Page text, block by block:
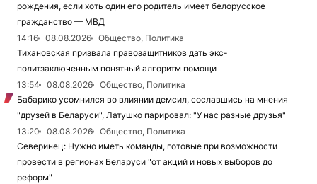
рождения, если хоть один его родитель имеет белорусское
гражданство — МВД
14:16
08.08.2026
Общество, Политика
Тихановская призвала правозащитников дать экс-
политзаключенным понятный алгоритм помощи
13:54
08.08.2026
Общество, Политика
Бабарико усомнился во влиянии демсил, сославшись на мнения
"друзей в Беларуси", Латушко парировал: "У нас разные друзья"
13:20
08.08.2026
Общество, Политика
Северинец: Нужно иметь команды, готовые при возможности
провести в регионах Беларуси "от акций и новых выборов до
реформ"